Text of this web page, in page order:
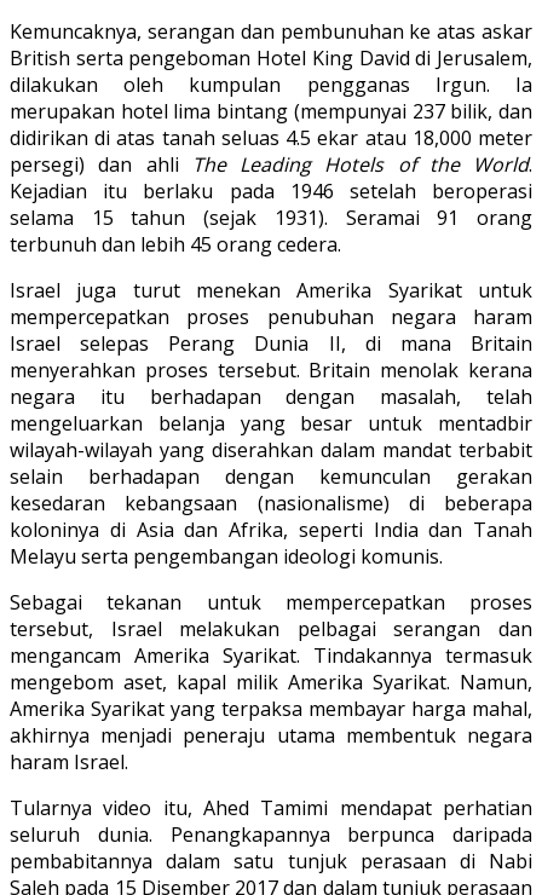
Kemuncaknya, serangan dan pembunuhan ke atas askar
British serta pengeboman Hotel King David di Jerusalem,
dilakukan oleh kumpulan pengganas Irgun. Ia
merupakan hotel lima bintang (mempunyai 237 bilik, dan
didirikan di atas tanah seluas 4.5 ekar atau 18,000 meter
persegi) dan ahli
The Leading Hotels of the World.
Kejadian itu berlaku pada 1946 setelah beroperasi
selama 15 tahun (sejak 1931). Seramai 91 orang
terbunuh dan lebih 45 orang cedera.
Israel juga turut menekan Amerika Syarikat untuk
mempercepatkan proses penubuhan negara haram
Israel selepas Perang Dunia II, di mana Britain
menyerahkan proses tersebut. Britain menolak kerana
negara itu berhadapan dengan masalah, telah
mengeluarkan belanja yang besar untuk mentadbir
wilayah-wilayah yang diserahkan dalam mandat terbabit
selain berhadapan dengan kemunculan gerakan
kesedaran kebangsaan (nasionalisme) di beberapa
koloninya di Asia dan Afrika, seperti India dan Tanah
Melayu serta pengembangan ideologi komunis.
Sebagai tekanan untuk mempercepatkan proses
tersebut, Israel melakukan pelbagai serangan dan
mengancam Amerika Syarikat. Tindakannya termasuk
mengebom aset, kapal milik Amerika Syarikat. Namun,
Amerika Syarikat yang terpaksa membayar harga mahal,
akhirnya menjadi peneraju utama membentuk negara
haram Israel.
Tularnya video itu, Ahed Tamimi mendapat perhatian
seluruh dunia. Penangkapannya berpunca daripada
pembabitannya dalam satu tunjuk perasaan di Nabi
Saleh pada 15 Disember 2017 dan dalam tunjuk perasaan